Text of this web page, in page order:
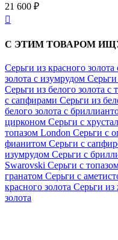
21 600 ₽

С ЭТИМ ТОВАРОМ
Серьги из красного
золота с изумрудом
Серьги из белого золота с
с сапфирами Серьги из
белого золота с
цирконом Серьги с
топазом London Серьги с
фианитом Серьги с
изумрудом Серьги с
Swarovski Серьги с
гранатом Серьги с
красного золота Серьги из
золота